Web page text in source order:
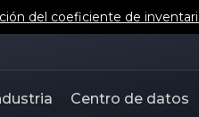
del coeficiente de
Centro de datos